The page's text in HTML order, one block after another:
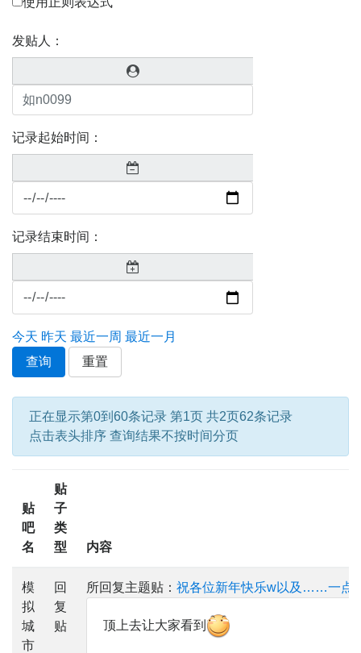
发贴人：
记录起始时间：
记录结束时间：
今天 昨天 最近一周 最近一月
查询
重置
正在显示第0到60条记录 第1页 共2页62条记录
点击表头排序 查询结果不按时间分页
贴
吧
名
贴
子
类
型
内容
模
拟
城
市
回
复
贴
所回复主题贴： 祝各位新年快乐w以及……一点
顶上去让大家看到